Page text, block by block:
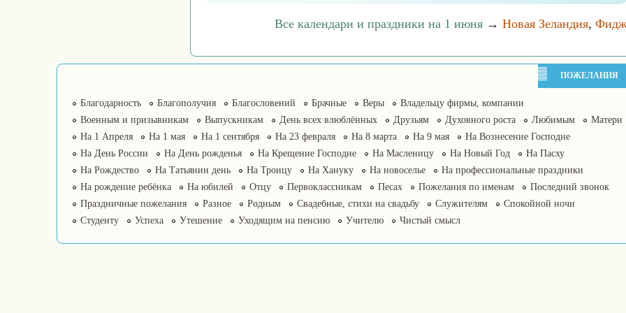
Все календари и праздники на 1 июня → Новая Зеландия,
ПОЖЕЛАНИЯ
Благодарность Благополучия Благословений Брачные Веры
Владельцу фирмы, компании
Военным и призывникам
Выпускникам День всех влюблённых Друзьям Духовного роста Любимым
Матери
На 1 Апреля
На 1 мая На 1 сентября На 23 февраля На 8 марта На 9 мая
На Вознесение Господне
На День России
На День рожденья На Крещение Господне На Масленицу На Новый Год
На Пасху
На Рождество
На Татьянин день На Троицу На Хануку На новоселье
На профессиональные праздники
На рождение ребёнка
На юбилей Отцу Первоклассникам Песах Пожелания по именам
Последний звонок
Праздничные пожелания
Разное Родным Свадебные, стихи на свадьбу Служителям
Спокойной ночи
Студенту
Успеха Утешение Уходящим на пенсию Учителю Чистый смысл